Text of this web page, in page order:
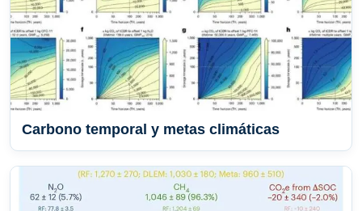
Carbono temporal y metas climáticas